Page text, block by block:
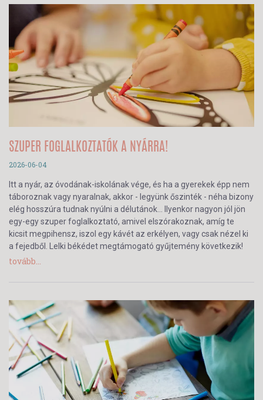
SZUPER FOGLALKOZTATÓK A NYÁRRA!
2026-06-04
Itt a nyár, az óvodának-iskolának vége, és ha a gyerekek épp nem
táboroznak vagy nyaralnak, akkor - legyünk őszinték - néha bizony
elég hosszúra tudnak nyúlni a délutánok… Ilyenkor nagyon jól jön
egy-egy szuper foglalkoztató, amivel elszórakoznak, amíg te
kicsit megpihensz, iszol egy kávét az erkélyen, vagy csak nézel ki
a fejedből. Lelki békédet megtámogató gyűjtemény következik!
tovább...